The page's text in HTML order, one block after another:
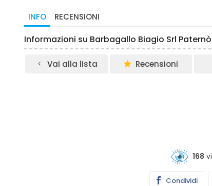
INFO RECENSIONI
Informazioni su Barbagallo Biagio Srl Paternò
Vai alla lista Recensioni
168
Condividi